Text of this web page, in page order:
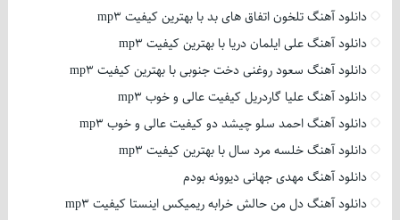
دانلود آهنگ تلخون اتفاق های بد با بهترین کیفیت mp3
دانلود آهنگ علی ایلمان دریا با بهترین کیفیت mp3
دانلود آهنگ سعود روغنی دخت جنوبی با بهترین کیفیت mp3
دانلود آهنگ علیا گاردریل کیفیت عالی و خوب mp3
دانلود آهنگ احمد سلو چیشد دو کیفیت عالی و خوب mp3
دانلود آهنگ خلسه مرد سال با بهترین کیفیت mp3
دانلود آهنگ مهدی جهانی دیوونه بودم
دانلود آهنگ دل من حالش خرابه ریمیکس اینستا کیفیت mp3